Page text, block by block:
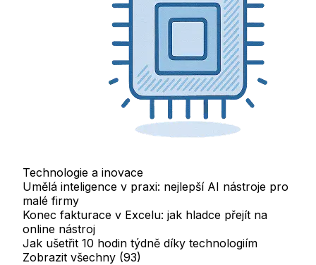
Technologie a inovace
Umělá inteligence v praxi: nejlepší AI nástroje pro
malé firmy
Konec fakturace v Excelu: jak hladce přejít na
online nástroj
Jak ušetřit 10 hodin týdně díky technologiím
Zobrazit všechny (93)